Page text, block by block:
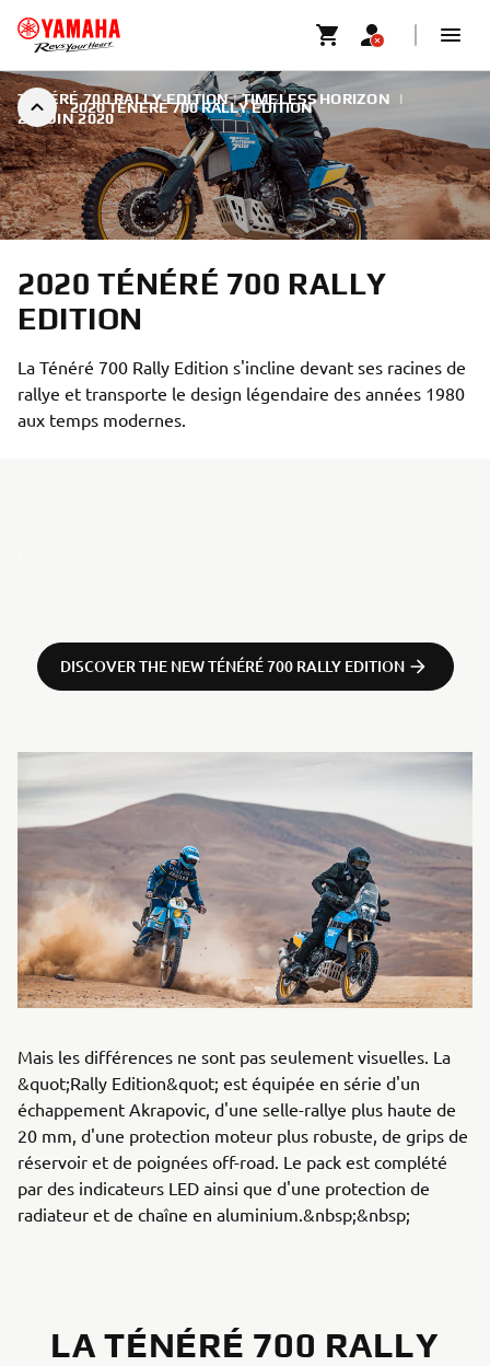
2020 TÉNÉRÉ 700 RALLY EDITION
TÉNÉRÉ 700 RALLY EDITION | TIMELESS HORIZON
|
23 JUIN 2020
2020 TÉNÉRÉ 700 RALLY
EDITION
La Ténéré 700 Rally Edition s'incline devant ses racines de
rallye et transporte le design légendaire des années 1980
aux temps modernes.
DISCOVER THE NEW TÉNÉRÉ 700 RALLY EDITION
Mais les différences ne sont pas seulement visuelles. La
&quot;Rally Edition&quot; est équipée en série d'un
échappement Akrapovic, d'une selle-rallye plus haute de
20 mm, d'une protection moteur plus robuste, de grips de
réservoir et de poignées off-road. Le pack est complété
par des indicateurs LED ainsi que d'une protection de
radiateur et de chaîne en aluminium.&nbsp;&nbsp;
LA TÉNÉRÉ 700 RALLY